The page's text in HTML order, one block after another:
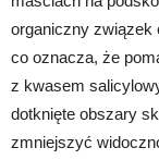
organiczny związek
co oznacza, że
z kwasem
dotknięte obszary
zmniejszyć